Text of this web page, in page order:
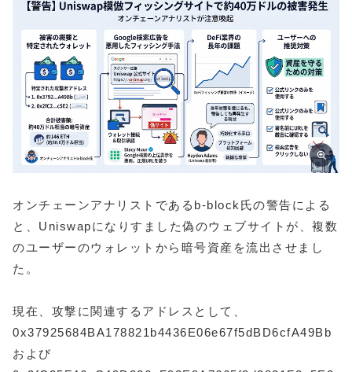
オンチェーンアナリストであるb-block氏の警告による
と、Uniswapになりすました偽のウェブサイトが、複数
のユーザーのウォレットから暗号資産を流出させまし
た。
現在、攻撃に関連するアドレスとして、
0x37925684BA178821b4436E06e67f5dBD6cfA49Bb
および